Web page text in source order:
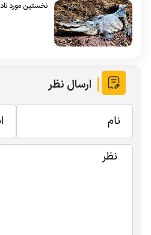
نخستین مورد
ارسال نظر